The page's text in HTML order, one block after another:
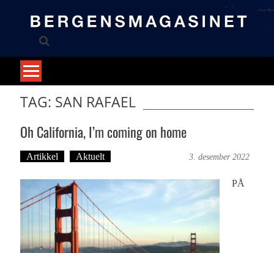
TAG: SAN RAFAEL
Oh California, I’m coming on home
Artikkel Aktuelt 3. desember 2022
PÅ